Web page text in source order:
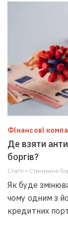
Фінансові
Де взяти
боргів?
Статті • Стягнення
Як буде
чому одним з
кредитних